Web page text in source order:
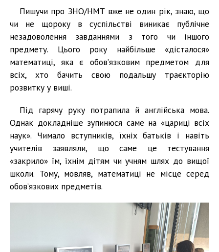
Пишучи про ЗНО/НМТ вже не один рік, знаю, що
чи не щороку в суспільстві виникає публічне
незадоволення завданнями з того чи іншого
предмету. Цього року найбільше «дісталося»
математиці, яка є обов’язковим предметом для
всіх, хто бачить свою подальшу траєкторію
розвитку у виші.
Під гарячу руку потрапила й англійська мова.
Однак докладніше зупинюся саме на «цариці всіх
наук». Чимало вступників, їхніх батьків і навіть
учителів заявляли, що саме це тестування
«закрило» їм, їхнім дітям чи учням шлях до вищої
школи. Тому, мовляв, математиці не місце серед
обов’язкових предметів.